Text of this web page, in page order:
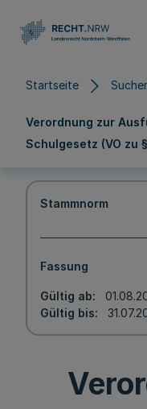
Startseite
Verordnung zur
Schulgesetz (VO zu
Stammnorm
Fassung
Gültig ab
Gültig bis